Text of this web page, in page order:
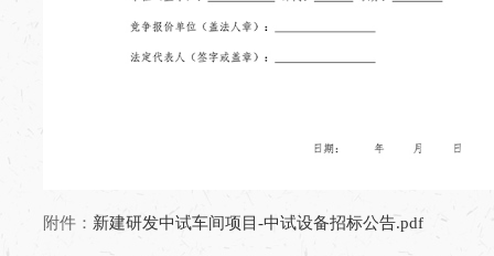
附件： 新建研发中试车间项目-中试设备招标公告.pdf